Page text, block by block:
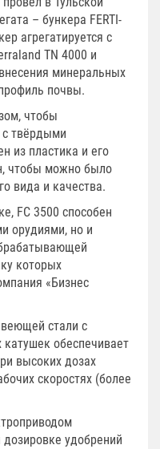
– бункера FERTI-
агрегатируется с
TN 4000 и
минеральных
почвы.
чтобы
с твёрдыми
из пластика и его
чтобы можно было
вида и качества.
FC 3500 способен
орудиями, но и
которых
«Бизнес
стали с
обеспечивает
высоких дозах
скоростях (более
дозировке удобрений